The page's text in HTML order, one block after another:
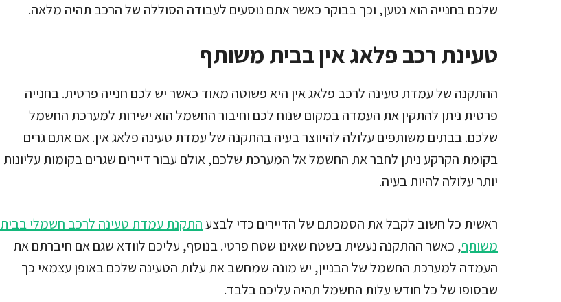
שלכם בחנייה הוא נטען, וכך בבוקר כאשר אתם נוסעים לעבודה הסוללה של הרכב תהיה מלאה.
טעינת רכב פלאג אין בבית משותף
ההתקנה של עמדת טעינה לרכב פלאג אין היא פשוטה מאוד כאשר יש לכם חנייה פרטית. בחנייה
פרטית ניתן להתקין את העמדה במקום שנוח לכם וחיבור החשמל הוא ישירות למערכת החשמל
שלכם. בבתים משותפים עלולה להיווצר בעיה בהתקנה של עמדת טעינה פלאג אין. אם אתם גרים
בקומת הקרקע ניתן לחבר את החשמל אל המערכת שלכם, אולם עבור דיירים שגרים בקומות עליונות
יותר עלולה להיות בעיה.
ראשית כל חשוב לקבל את הסמכתם של הדיירים כדי לבצעהתקנת עמדת טעינה לרכב חשמלי בבית
משותף, כאשר ההתקנה נעשית בשטח שאינו שטח פרטי. בנוסף, עליכם לוודא שגם אם חיברתם את
העמדה למערכת החשמל של הבניין, יש מונה שמחשב את עלות הטעינה שלכם באופן עצמאי כך
שבסופו של כל חודש עלות החשמל תהיה עליכם בלבד.